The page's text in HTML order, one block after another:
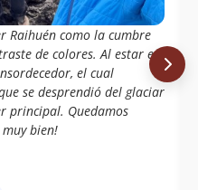
Karin Hidalgo
Karin Hidalgo
Raihuén como la cumbre
de colores. Al estar en
el cual
se desprendió del glaciar
principal. Quedamos
bien!